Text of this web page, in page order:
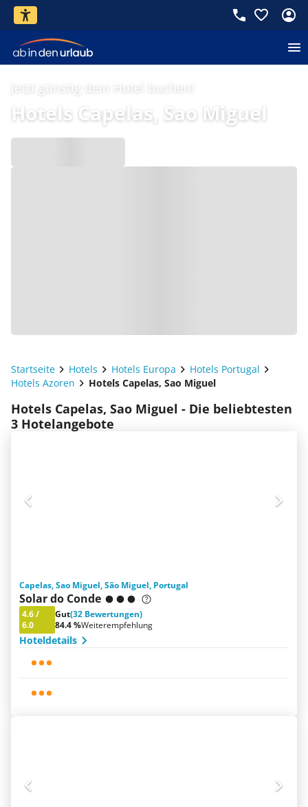
Jetzt günstig dein Hotel buchen!
Hotels Capelas, Sao Miguel
Startseite Hotels Hotels Europa
Hotels Portugal
Hotels Azoren
Hotels Capelas, Sao Miguel
Hotels Capelas, Sao Miguel - Die beliebtesten
3 Hotelangebote
Capelas, Sao Miguel, São Miguel, Portugal
Solar do Conde
4.6/
6.0
Gut(32 Bewertungen)
84.4 %Weiterempfehlung
Hoteldetails